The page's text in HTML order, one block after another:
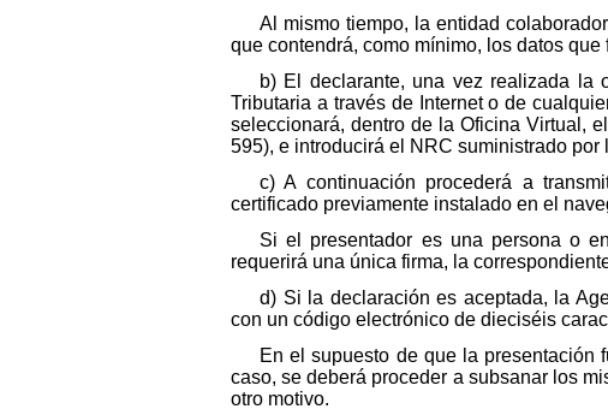
Al mismo tiempo, la entidad
que contendrá, como mínimo, los datos
b) El declarante, una vez realizada la
Tributaria a través de Internet o de
seleccionará, dentro de la Oficina Virtual,
595), e introducirá el NRC suministrado por
c) A continuación procederá a
certificado previamente instalado en el
Si el presentador es una persona o
requerirá una única firma, la
d) Si la declaración es aceptada, la
con un código electrónico de dieciséis
En el supuesto de que la presentación
caso, se deberá proceder a subsanar los
otro motivo.